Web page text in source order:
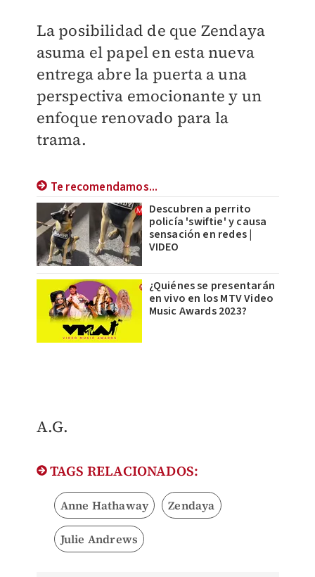
La posibilidad de que Zendaya
asuma el papel en esta nueva
entrega abre la puerta a una
perspectiva emocionante y un
enfoque renovado para la
trama.
Te recomendamos...
Descubren a perrito
policía 'swiftie' y causa
sensación en redes |
VIDEO
¿Quiénes se presentarán
en vivo en los MTV Video
Music Awards 2023?
​A.G.
TAGS RELACIONADOS:
Anne Hathaway Zendaya
Julie Andrews